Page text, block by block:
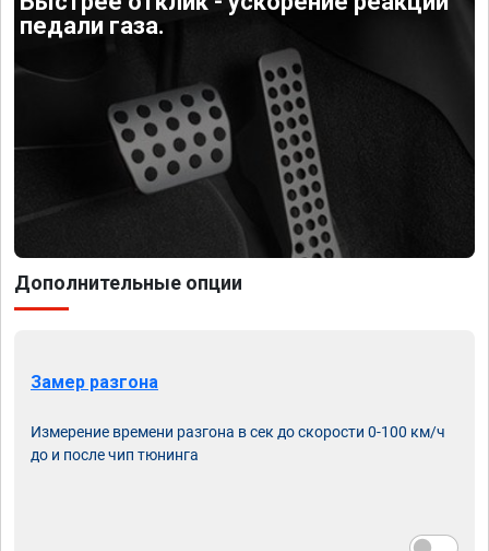
педали газа.
Дополнительные опции
Замер разгона
Измерение времени разгона в сек до скорости 0-100 км/ч
до и после чип тюнинга